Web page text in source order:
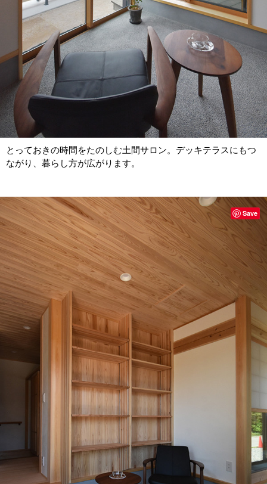
とっておきの時間をたのしむ土間サロン。デッキテラスにもつ
ながり、暮らし方が広がります。
Save